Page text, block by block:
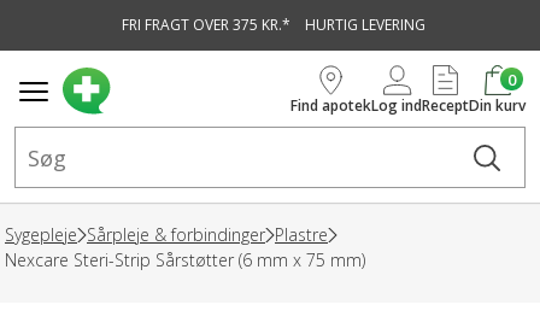
FRI FRAGT OVER 375 KR.* HURTIG LEVERING
Find apotekLog indRecept
0
Din kurv
Sygepleje Sårpleje & forbindinger Plastre
Nexcare Steri-Strip Sårstøtter (6 mm x 75 mm)